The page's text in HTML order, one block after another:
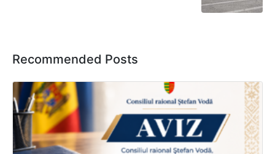
Recommended Posts